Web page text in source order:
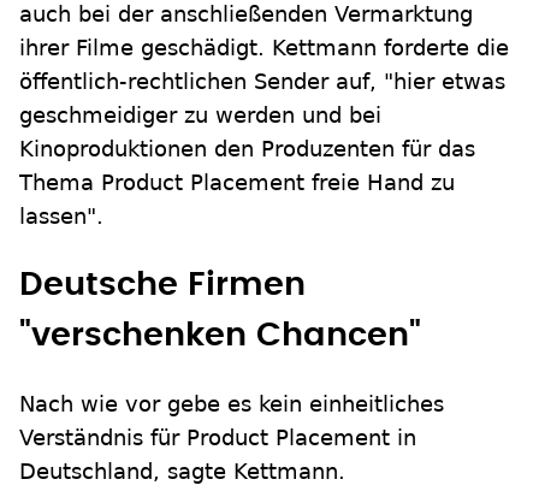
auch bei der anschließenden Vermarktung
ihrer Filme geschädigt. Kettmann forderte die
öffentlich-rechtlichen Sender auf, "hier etwas
geschmeidiger zu werden und bei
Kinoproduktionen den Produzenten für das
Thema Product Placement freie Hand zu
lassen".
Deutsche Firmen
"verschenken Chancen"
Nach wie vor gebe es kein einheitliches
Verständnis für Product Placement in
Deutschland, sagte Kettmann.